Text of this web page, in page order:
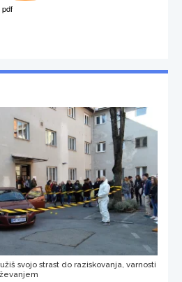
svojo strast do raziskovanja, varnosti